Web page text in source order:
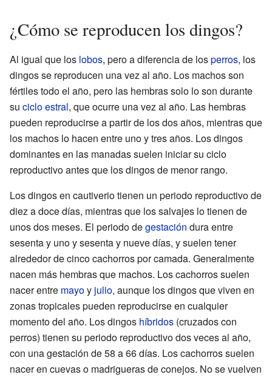
¿Cómo se reproducen los dingos?
Al igual que los lobos, pero a diferencia de losperros, los
dingos se reproducen una vez al año. Los machos son
fértiles todo el año, pero las hembras solo lo son durante
su ciclo estral, que ocurre una vez al año. Las hembras
pueden reproducirse a partir de los dos años, mientras que
los machos lo hacen entre uno y tres años. Los dingos
dominantes en las manadas suelen iniciar su ciclo
reproductivo antes que los dingos de menor rango.
Los dingos en cautiverio tienen un periodo reproductivo de
diez a doce días, mientras que los salvajes lo tienen de
unos dos meses. El periodo degestación dura entre
sesenta y uno y sesenta y nueve días, y suelen tener
alrededor de cinco cachorros por camada. Generalmente
nacen más hembras que machos. Los cachorros suelen
nacer entre mayoy julio, aunque los dingos que viven en
zonas tropicales pueden reproducirse en cualquier
momento del año. Los dingos híbridos (cruzados con
perros) tienen su periodo reproductivo dos veces al año,
con una gestación de 58 a 66 días. Los cachorros suelen
nacer en cuevas o madrigueras de conejos. No se vuelven